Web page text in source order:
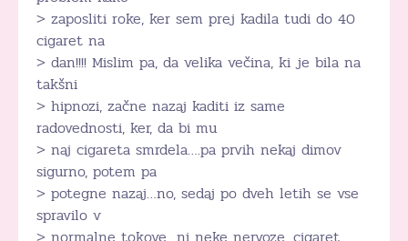
> zaposliti roke, ker sem prej kadila tudi do 40
cigaret na
> dan!!!! Mislim pa, da velika večina, ki je bila na
takšni
> hipnozi, začne nazaj kaditi iz same
radovednosti, ker, da bi mu
> naj cigareta smrdela….pa prvih nekaj dimov
sigurno, potem pa
> potegne nazaj…no, sedaj po dveh letih se vse
spravilo v
> normalne tokove…ni neke nervoze, cigaret